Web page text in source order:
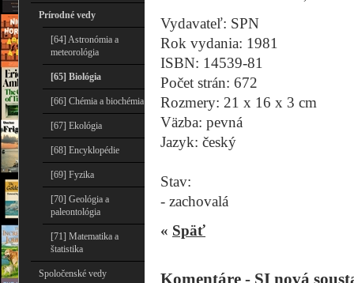
Prírodné vedy
[64] Astronómia a
meteorológia
[65] Biológia
[66] Chémia a biochémia
[67] Ekológia
[68] Encyklopédie
[69] Fyzika
[70] Geológia a
paleontológia
[71] Matematika a
štatistika
Spoločenské vedy
Vydavateľ: SPN
Rok vydania: 1981
ISBN: 14539-81
Počet strán: 672
Rozmery: 21 x 16 x 3 cm
Väzba: pevná
Jazyk: český
Stav:
- zachovalá
« Späť
Komentáre - SI nová